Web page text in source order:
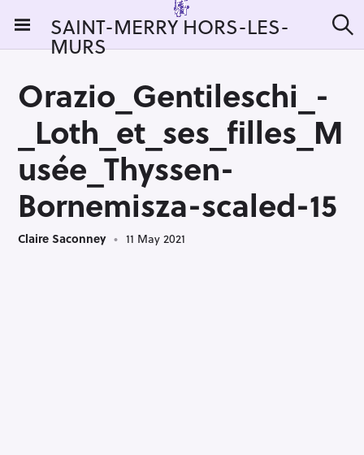
i
SAINT-MERRY HORS-LES-
MURS e
Orazio_Gentileschi_-
_Loth_et_ses_filles_M
usée_Thyssen-
Bornemisza-scaled-15
Claire Saconney 11 May 2021